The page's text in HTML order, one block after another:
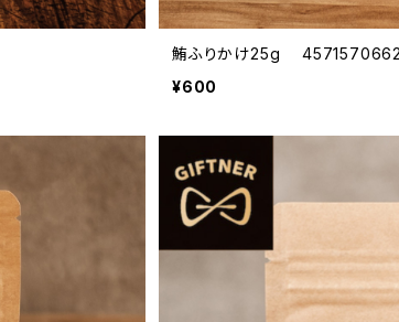
鮪ふりかけ25g
¥600